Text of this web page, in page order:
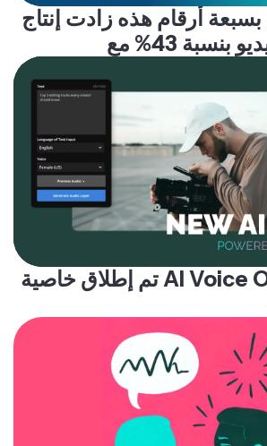
بسبعة أرقام هذه زادت إنتاج
تم إطلاق خاصية AI Voice Overs الواقعية